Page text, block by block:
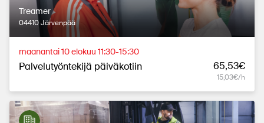
Treamer
04410 Järvenpää
maanantai 10 elokuu 11:30-15:30
Palvelutyöntekijä päiväkotiin 65,53€
15,03€/h